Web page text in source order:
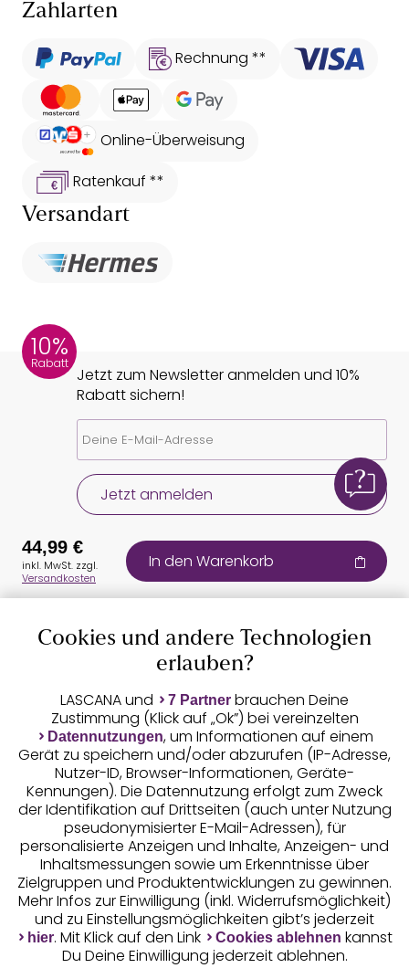
Zahlarten
Rechnung **
Online-Überweisung
Ratenkauf **
Versandart
10%
Rabatt
Jetzt zum Newsletter anmelden und 10%
Rabatt sichern!
Jetzt anmelden
Auszeichnungen
Geprüfte Sicherheit
Unsere Apps
44,99 €
inkl. MwSt. zzgl.
Versandkosten
In den Warenkorb
Cookies und andere Technologien
erlauben?
LASCANA und 7 Partner brauchen Deine
Zustimmung (Klick auf „Ok”) bei vereinzelten
Datennutzungen, um Informationen auf einem
Gerät zu speichern und/oder abzurufen (IP-Adresse,
Nutzer-ID, Browser-Informationen, Geräte-
Kennungen). Die Datennutzung erfolgt zum Zweck
der Identifikation auf Drittseiten (auch unter Nutzung
pseudonymisierter E-Mail-Adressen), für
personalisierte Anzeigen und Inhalte, Anzeigen- und
Inhaltsmessungen sowie um Erkenntnisse über
Zielgruppen und Produktentwicklungen zu gewinnen.
Mehr Infos zur Einwilligung (inkl. Widerrufsmöglichkeit)
und zu Einstellungsmöglichkeiten gibt’s jederzeit
hier. Mit Klick auf den Link Cookies ablehnen kannst
Du Deine Einwilligung jederzeit ablehnen.